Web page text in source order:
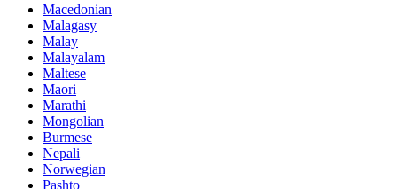
Macedonian
Malagasy
Malay
Malayalam
Maltese
Maori
Marathi
Mongolian
Burmese
Nepali
Norwegian
Pashto